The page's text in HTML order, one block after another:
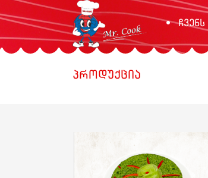
ჩვენს
პროდუქცია